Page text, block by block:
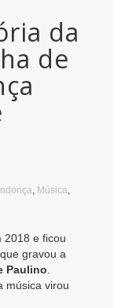
da
de
Música
2018 e ficou
gravou a
Paulino
música virou